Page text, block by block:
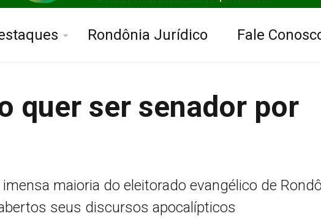
Rondônia Jurídico Fale
quer ser senador por
maioria do eleitorado evangélico de
seus discursos apocalípticos